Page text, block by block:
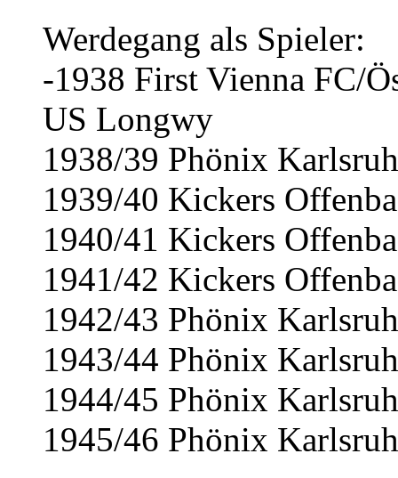
Werdegang als Spieler:
-1938 First Vienna FC/
US Longwy
1938/39 Phönix
1939/40 Kickers
1940/41 Kickers
1941/42 Kickers
1942/43 Phönix
1943/44 Phönix
1944/45 Phönix
1945/46 Phönix